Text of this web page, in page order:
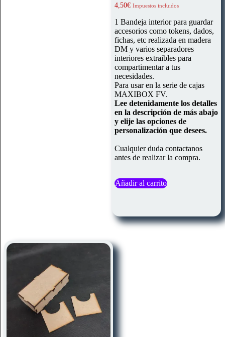
4,50€ Impuestos incluidos
1 Bandeja interior para guardar
accesorios como tokens, dados,
fichas, etc realizada en madera
DM y varios separadores
interiores extraibles para
compartimentar a tus
necesidades.
Para usar en la serie de cajas
MAXIBOX FV.
Lee detenidamente los detalles
en la descripción de más abajo
y elije las opciones de
personalización que desees.
Cualquier duda contactanos
antes de realizar la compra.
Añadir al carrito